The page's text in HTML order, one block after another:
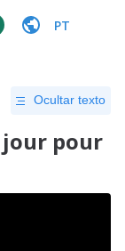
PT
Ocultar texto
jour pour